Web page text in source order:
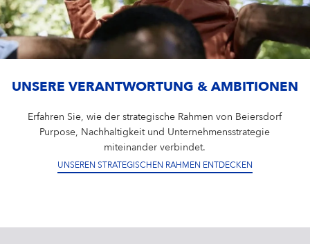
UNSERE VERANTWORTUNG & AMBITIONEN
Erfahren Sie, wie der strategische Rahmen von Beiersdorf
Purpose, Nachhaltigkeit und Unternehmensstrategie
miteinander verbindet.
UNSEREN STRATEGISCHEN RAHMEN ENTDECKEN